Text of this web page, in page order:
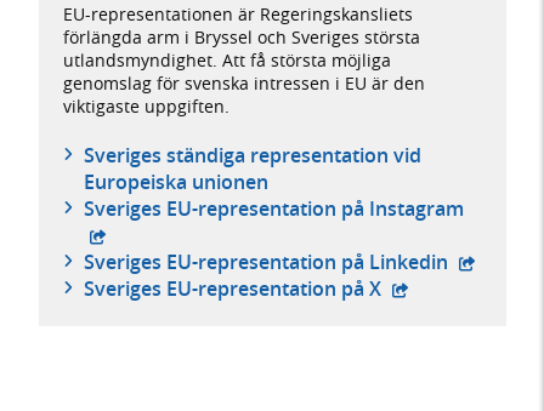
EU-representationen är Regeringskansliets
förlängda arm i Bryssel och Sveriges största
utlandsmyndighet. Att få största möjliga
genomslag för svenska intressen i EU är den
viktigaste uppgiften.
Sveriges ständiga representation vid
Europeiska unionen
Sveriges EU-representation på Instagram
Sveriges EU-representation på Linkedin - extern
Sveriges EU-representation på X - extern